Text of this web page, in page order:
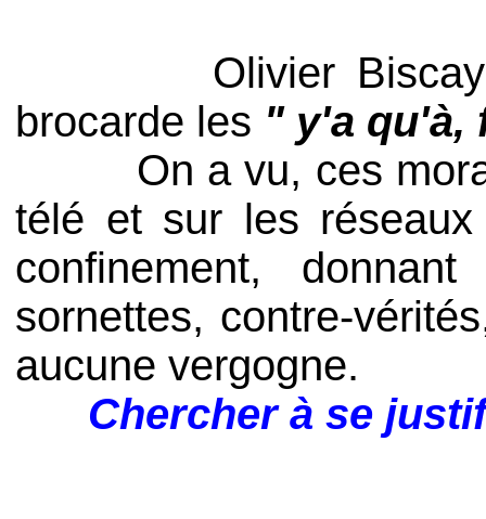
Olivier Biscaye,
brocarde les " y'a
On a vu, ces
télé et sur les
confinement,
sornettes, contre-
aucune vergogne.
Chercher à se